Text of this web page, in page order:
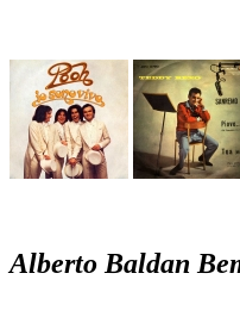
Alberto Baldan